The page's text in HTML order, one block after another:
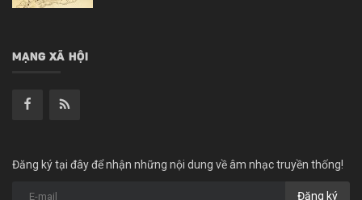
MẠNG XÃ HỘI
Đăng ký tại đây để nhận những nội dung về âm nhạc truyền thống!
Đăng ký